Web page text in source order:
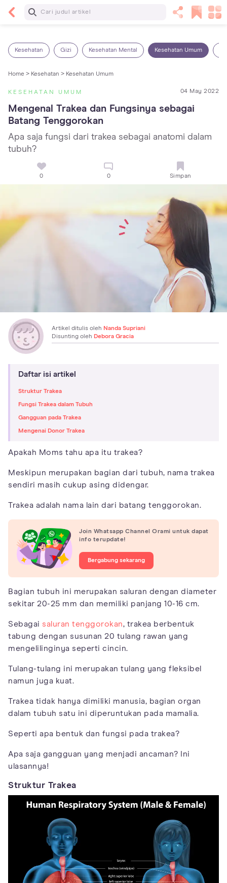
Baca Selanjutnya
Kesehatan Gizi Kesehatan Mental Kesehatan Umum
Home > Kesehatan > Kesehatan Umum
KESEHATAN UMUM 04 May 2022
Mengenal Trakea dan Fungsinya sebagai
Batang Tenggorokan
Apa saja fungsi dari trakea sebagai anatomi dalam
tubuh?
0 0 Simpan
Artikel ditulis oleh Nanda Supriani
Disunting oleh Debora Gracia
Daftar isi artikel
Struktur Trakea
Fungsi Trakea dalam Tubuh
Gangguan pada Trakea
Mengenai Donor Trakea
Apakah Moms tahu apa itu trakea?
Meskipun merupakan bagian dari tubuh, nama trakea
sendiri masih cukup asing didengar.
Trakea adalah nama lain dari batang tenggorokan.
Join Whatsapp Channel Orami untuk dapat
info terupdate!
Bergabung sekarang
Bagian tubuh ini merupakan saluran dengan diameter
sekitar 20-25 mm dan memiliki panjang 10-16 cm.
Sebagai saluran tenggorokan, trakea berbentuk
tabung dengan susunan 20 tulang rawan yang
mengelilinginya seperti cincin.
Tulang-tulang ini merupakan tulang yang fleksibel
namun juga kuat.
Trakea tidak hanya dimiliki manusia, bagian organ
dalam tubuh satu ini diperuntukan pada mamalia.
Seperti apa bentuk dan fungsi pada trakea?
Apa saja gangguan yang menjadi ancaman? Ini
ulasannya!
Struktur Trakea